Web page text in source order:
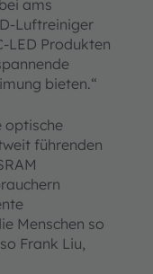
ams
Luftreiniger
LED Produkten
bieten.“
optische
führenden
Menschen so
Frank Liu,